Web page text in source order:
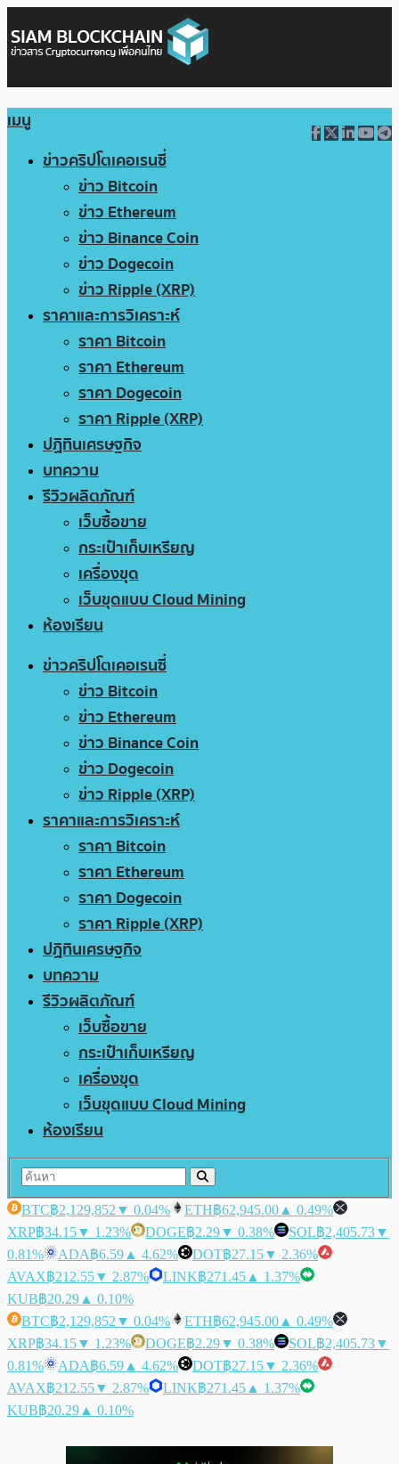
เมนู
ข่าวคริปโตเคอเรนซี่
ข่าว Bitcoin
ข่าว Ethereum
ข่าว Binance Coin
ข่าว Dogecoin
ข่าว Ripple (XRP)
ราคาและการวิเคราะห์
ราคา Bitcoin
ราคา Ethereum
ราคา Dogecoin
ราคา Ripple (XRP)
ปฏิทินเศรษฐกิจ
บทความ
รีวิวผลิตภัณฑ์
เว็บซื้อขาย
กระเป๋าเก็บเหรียญ
เครื่องขุด
เว็บขุดแบบ Cloud Mining
ห้องเรียน
ข่าวคริปโตเคอเรนซี่
ข่าว Bitcoin
ข่าว Ethereum
ข่าว Binance Coin
ข่าว Dogecoin
ข่าว Ripple (XRP)
ราคาและการวิเคราะห์
ราคา Bitcoin
ราคา Ethereum
ราคา Dogecoin
ราคา Ripple (XRP)
ปฏิทินเศรษฐกิจ
บทความ
รีวิวผลิตภัณฑ์
เว็บซื้อขาย
กระเป๋าเก็บเหรียญ
เครื่องขุด
เว็บขุดแบบ Cloud Mining
ห้องเรียน
BTC฿2,129,852 ▼ 0.04% ETH฿62,945.00 ▲ 0.49%
XRP฿34.15▼ 1.23% DOGE฿2.29▼ 0.38% SOL฿2,405.73▼
0.81%
ADA฿6.59 ▲ 4.62% DOT฿27.15▼ 2.36%
AVAX฿212.55▼ 2.87% LINK฿271.45 ▲ 1.37%
KUB฿20.29 ▲ 0.10%
BTC฿2,129,852 ▼ 0.04% ETH฿62,945.00 ▲ 0.49%
XRP฿34.15▼ 1.23% DOGE฿2.29▼ 0.38% SOL฿2,405.73▼
0.81%
ADA฿6.59 ▲ 4.62% DOT฿27.15▼ 2.36%
AVAX฿212.55▼ 2.87% LINK฿271.45 ▲ 1.37%
KUB฿20.29 ▲ 0.10%